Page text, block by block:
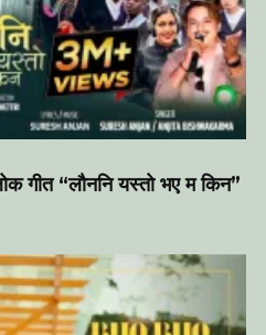
गीत “लौननि यस्तो भए म किन”